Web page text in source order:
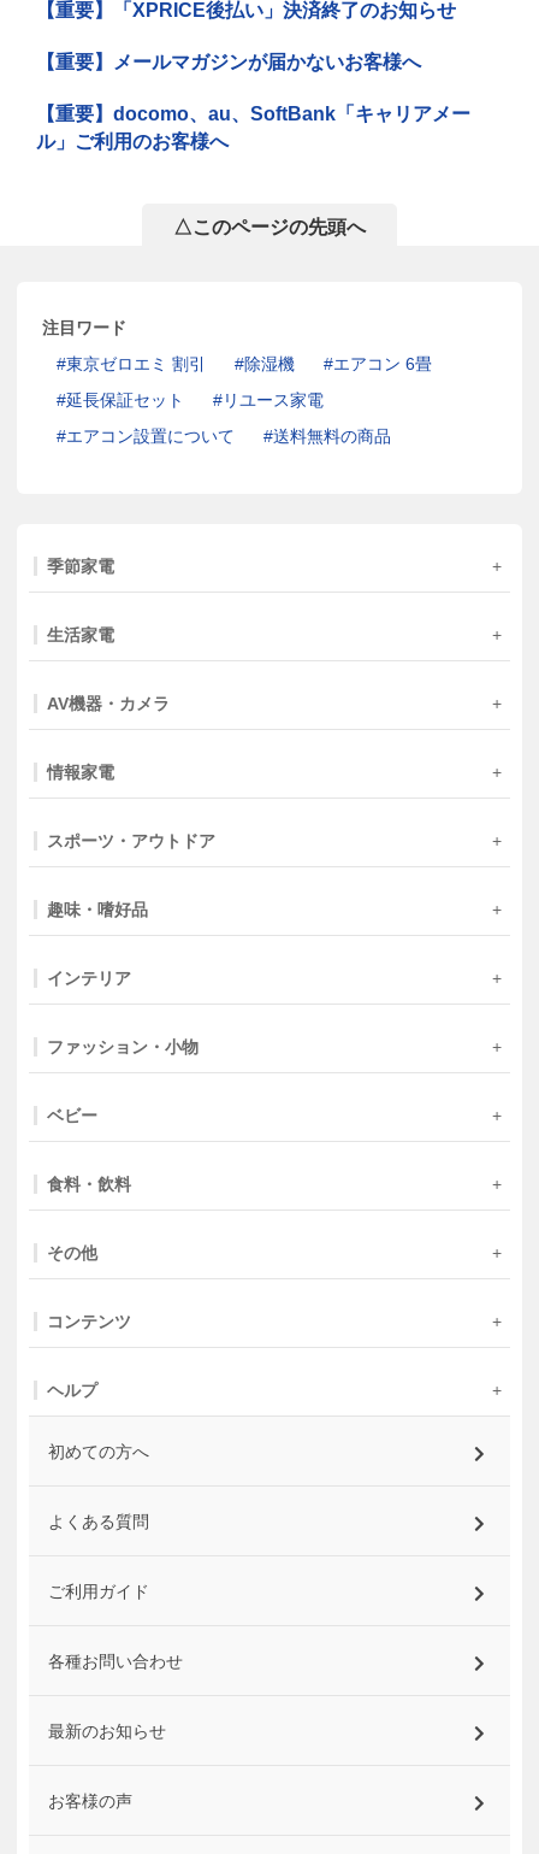
【重要】「XPRICE後払い」決済終了のお知らせ
【重要】メールマガジンが届かないお客様へ
【重要】docomo、au、SoftBank「キャリアメー
ル」ご利用のお客様へ
△このページの先頭へ
注目ワード
東京ゼロエミ 割引
除湿機
エアコン 6畳
延長保証セット
リユース家電
エアコン設置について
送料無料の商品
季節家電
生活家電
AV機器・カメラ
情報家電
スポーツ・アウトドア
趣味・嗜好品
インテリア
ファッション・小物
ベビー
食料・飲料
その他
コンテンツ
ヘルプ
初めての方へ
よくある質問
ご利用ガイド
各種お問い合わせ
最新のお知らせ
お客様の声